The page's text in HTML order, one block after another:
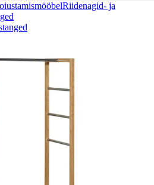
Riidenagid- ja